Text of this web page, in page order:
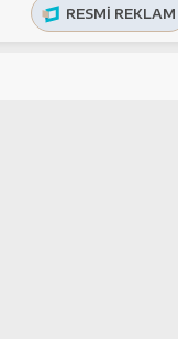
RESMI REKLAM